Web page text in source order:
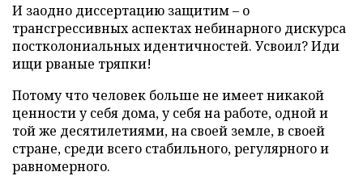
И заодно диссертацию защитим – о
трансгрессивных аспектах небинарного дискурса
постколониальных идентичностей. Усвоил? Иди
ищи рваные тряпки!
Потому что человек больше не имеет никакой
ценности у себя дома, у себя на работе, одной и
той же десятилетиями, на своей земле, в своей
стране, среди всего стабильного, регулярного и
равномерного.